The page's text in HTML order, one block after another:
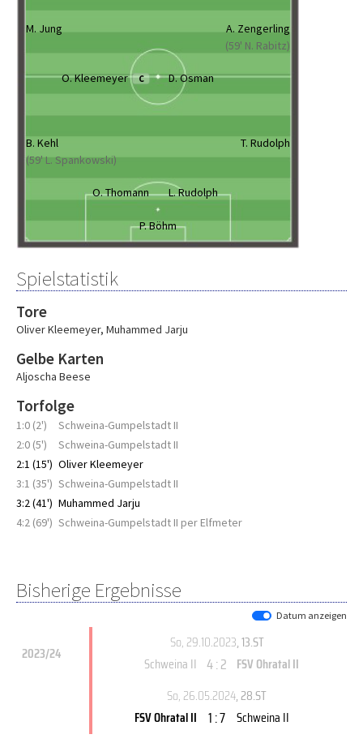
M. Jung
A. Zengerling
(59' N. Rabitz)
O. Kleemeyer C D. Osman
B. Kehl
(59' L. Spankowski)
T. Rudolph
O. Thomann L. Rudolph
P. Böhm
Spielstatistik
Tore
Oliver Kleemeyer, Muhammed Jarju
Gelbe Karten
Aljoscha Beese
Torfolge
1:0 (2')
Schweina-Gumpelstadt II
2:0 (5')
Schweina-Gumpelstadt II
2:1 (15') Oliver Kleemeyer
3:1 (35') Schweina-Gumpelstadt II
3:2 (41') Muhammed Jarju
4:2 (69') Schweina-Gumpelstadt II per Elfmeter
Bisherige Ergebnisse
Datum anzeigen
2023/24
So, 29.10.2023, 13.ST
Schweina II 4 : 2 FSV Ohratal II
So, 26.05.2024, 28.ST
FSV Ohratal II 1 : 7 Schweina II